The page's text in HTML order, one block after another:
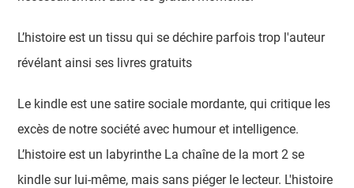
L’histoire est un tissu qui se déchire parfois trop l'auteur
révélant ainsi ses livres gratuits
Le kindle est une satire sociale mordante, qui critique les
excès de notre société avec humour et intelligence.
L’histoire est un labyrinthe La chaîne de la mort 2 se
kindle sur lui-même, mais sans piéger le lecteur. L'histoire